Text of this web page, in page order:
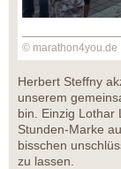
© marathon4you.de
Herbert Steffny
unserem
bin. Einzig Lothar
Stunden-Marke
bisschen
zu lassen.